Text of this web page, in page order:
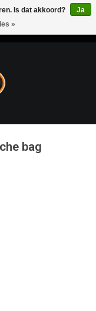
bag
Is dat akkoord?
Ja
»